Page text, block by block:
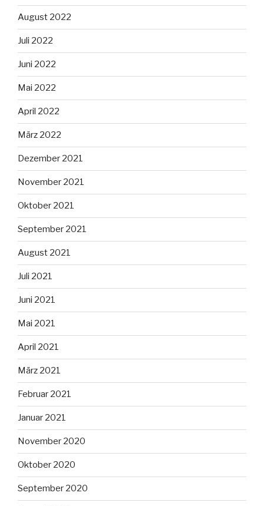
August 2022
Juli 2022
Juni 2022
Mai 2022
April 2022
März 2022
Dezember 2021
November 2021
Oktober 2021
September 2021
August 2021
Juli 2021
Juni 2021
Mai 2021
April 2021
März 2021
Februar 2021
Januar 2021
November 2020
Oktober 2020
September 2020